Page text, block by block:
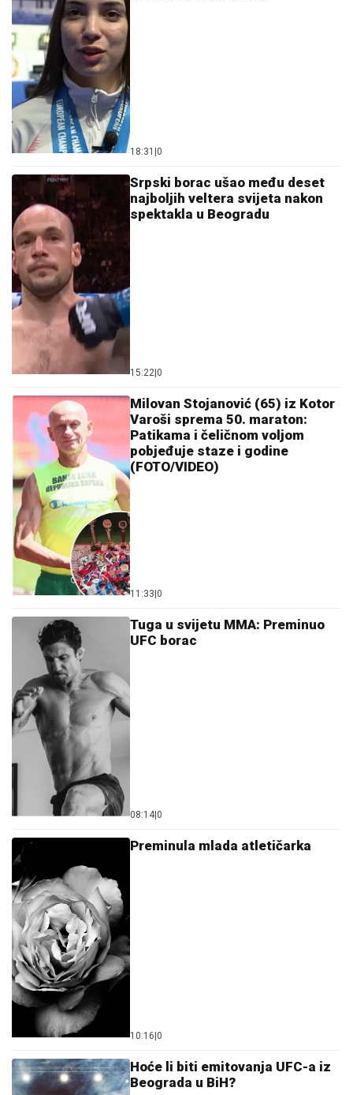
18:31 0
Srpski borac ušao među deset
najboljih veltera svijeta nakon
spektakla u Beogradu
15:22 0
Milovan Stojanović (65) iz Kotor
Varoši sprema 50. maraton:
Patikama i čeličnom voljom
pobjeđuje staze i godine
(FOTO/VIDEO)
11:33 0
Tuga u svijetu MMA: Preminuo
UFC borac
08:14 0
Preminula mlada atletičarka
10:16 0
Hoće li biti emitovanja UFC-a iz
Beograda u BiH?